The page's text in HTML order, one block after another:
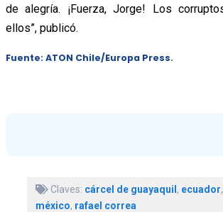
de alegría. ¡Fuerza, Jorge! Los
ellos”, publicó.
Fuente: ATON Chile/Europa Press.
Claves: cárcel de guayaquil, ecuador,
méxico, rafael correa